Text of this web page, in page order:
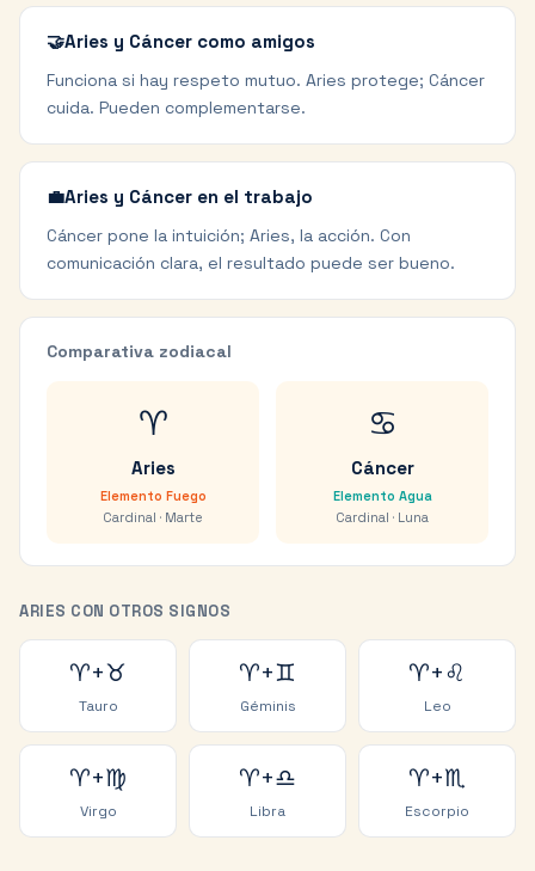
🤝Aries y Cáncer como amigos
Funciona si hay respeto mutuo. Aries protege; Cáncer
cuida. Pueden complementarse.
💼Aries y Cáncer en el trabajo
Cáncer pone la intuición; Aries, la acción. Con
comunicación clara, el resultado puede ser bueno.
Comparativa zodiacal
♈
Aries
Elemento Fuego
Cardinal · Marte
♋
Cáncer
Elemento Agua
Cardinal · Luna
ARIES CON OTROS SIGNOS
♈+♉
Tauro
♈+♊
Géminis
♈+♌
Leo
♈+♍
Virgo
♈+♎
Libra
♈+♏
Escorpio